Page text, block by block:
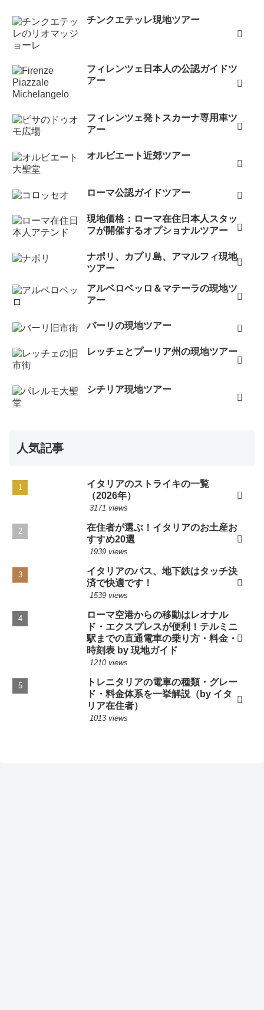
チンクエテッレ現地ツアー
フィレンツェ日本人の公認ガイドツ
アー
フィレンツェ発トスカーナ専用車ツ
アー
オルビエート近郊ツアー
ローマ公認ガイドツアー
現地価格：ローマ在住日本人スタッ
フが開催するオプショナルツアー
ナポリ、カプリ島、アマルフィ現地
ツアー
アルベロベッロ＆マテーラの現地ツ
アー
バーリの現地ツアー
レッチェとプーリア州の現地ツアー
シチリア現地ツアー
人気記事
イタリアのストライキの一覧
（2026年）
3171 views
在住者が選ぶ！イタリアのお土産お
すすめ20選
1939 views
イタリアのバス、地下鉄はタッチ決
済で快適です！
1539 views
ローマ空港からの移動はレオナル
ド・エクスプレスが便利！テルミニ
駅までの直通電車の乗り方・料金・
時刻表 by 現地ガイド
1210 views
トレニタリアの電車の種類・グレー
ド・料金体系を一挙解説（by イタ
リア在住者）
1013 views